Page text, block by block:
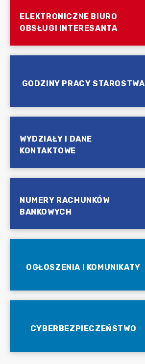
ELEKTRONICZNE BIURO
OBSŁUGI INTERESANTA
GODZINY PRACY STAROSTWA
WYDZIAŁY I DANE
KONTAKTOWE
NUMERY RACHUNKÓW
BANKOWYCH
OGŁOSZENIA I KOMUNIKATY
CYBERBEZPIECZEŃSTWO